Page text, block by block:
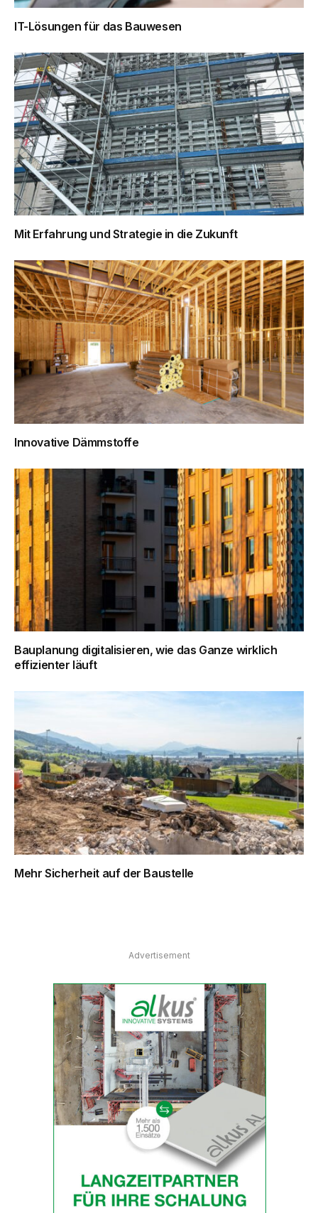
IT-Lösungen für das Bauwesen
Mit Erfahrung und Strategie in die Zukunft
Innovative Dämmstoffe
Bauplanung digitalisieren, wie das Ganze wirklich
effizienter läuft
Mehr Sicherheit auf der Baustelle
Advertisement